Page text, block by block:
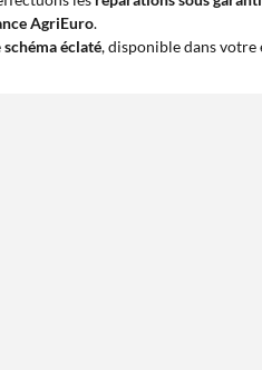
AgriEuro.
schéma éclaté, disponible dans votre